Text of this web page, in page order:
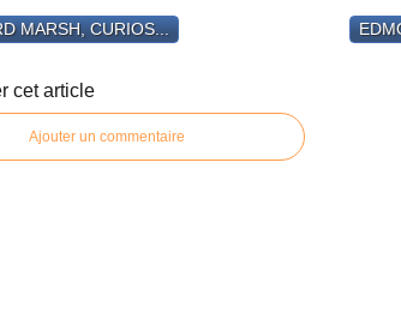
MARSH, CURIOS...
cet article
Ajouter un commentaire